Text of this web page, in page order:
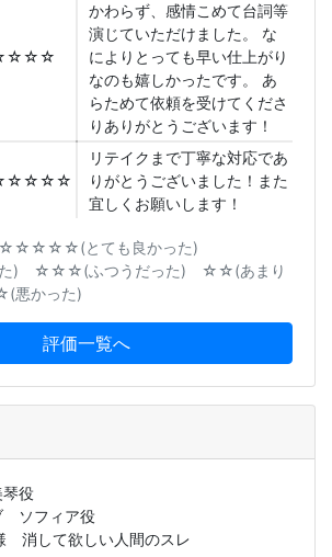
かわらず、感情こめて台詞等
演じていただけました。 な
によりとっても早い仕上がり
なのも嬉しかったです。 あ
らためて依頼を受けてくださ
りありがとうございます！
リテイクまで丁寧な対応であ
りがとうございました！また
宜しくお願いします！
☆☆☆☆☆(とても良かった)
) ☆☆☆(ふつうだった) ☆☆(あまり
悪かった)
評価一覧へ
役
ソフィア役
消して欲しい人間のスレ